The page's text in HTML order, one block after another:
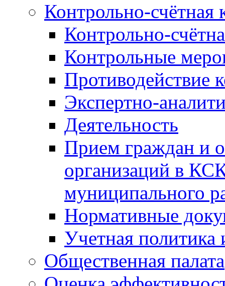
Контрольно-счётная
Контрольно-
Контрольные
Противодействие
Экспертно-
Деятельность
Прием граждан и
организаций в
муниципального
Нормативные
Учетная политика
Общественная палата